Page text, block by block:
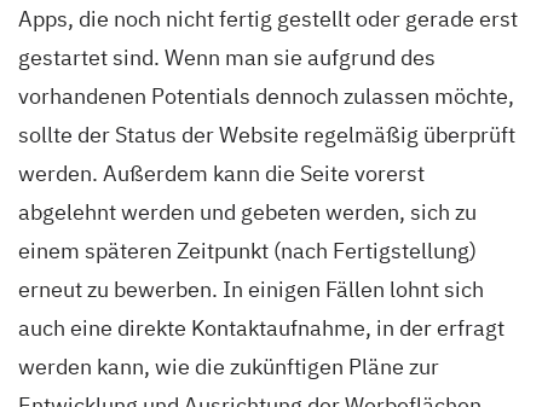
Apps, die noch nicht fertig gestellt oder gerade erst
gestartet sind. Wenn man sie aufgrund des
vorhandenen Potentials dennoch zulassen möchte,
sollte der Status der Website regelmäßig überprüft
werden. Außerdem kann die Seite vorerst
abgelehnt werden und gebeten werden, sich zu
einem späteren Zeitpunkt (nach Fertigstellung)
erneut zu bewerben. In einigen Fällen lohnt sich
auch eine direkte Kontaktaufnahme, in der erfragt
werden kann, wie die zukünftigen Pläne zur